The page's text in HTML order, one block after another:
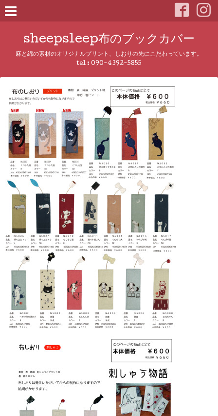
sheepsleep布のブックカバー
麻と綿の素材のオリジナルプリント、しおりの先にこだわっています。
tel : 090-4392-5855